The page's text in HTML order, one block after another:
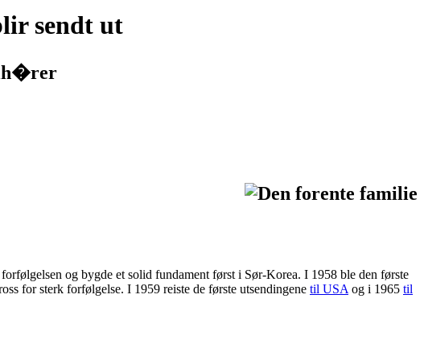
sendt ut
og bygde et solid fundament først i Sør-Korea. I 1958 ble den første
for sterk forfølgelse. I 1959 reiste de første utsendingene til USA og i 1965 til